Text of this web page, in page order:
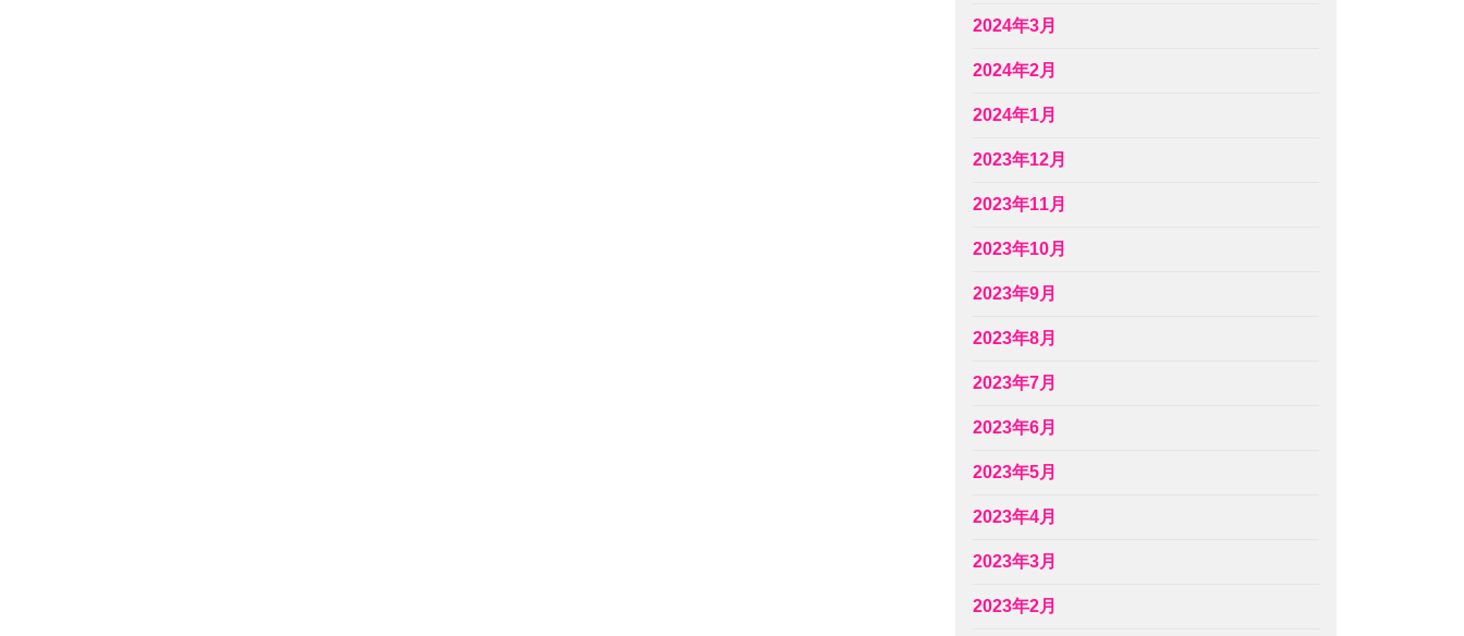
2024年3月
2024年2月
2024年1月
2023年12月
2023年11月
2023年10月
2023年9月
2023年8月
2023年7月
2023年6月
2023年5月
2023年4月
2023年3月
2023年2月